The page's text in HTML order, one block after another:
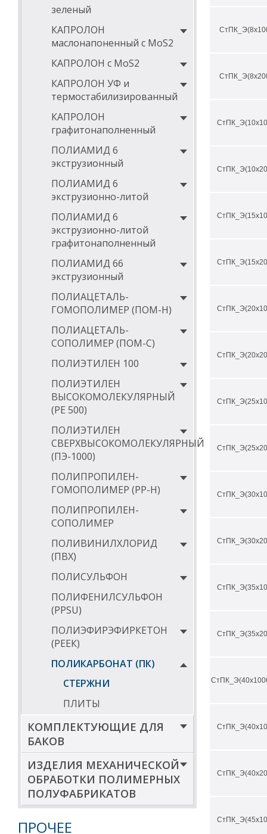
зеленый
КАПРОЛОН
маслонапоненный с MoS2
КАПРОЛОН с MoS2
КАПРОЛОН УФ и
термостабилизированный
КАПРОЛОН
графитонаполненный
ПОЛИАМИД 6
экструзионный
ПОЛИАМИД 6
экструзионно-литой
ПОЛИАМИД 6
экструзионно-литой
графитонаполненный
ПОЛИАМИД 66
экструзионный
ПОЛИАЦЕТАЛЬ-
ГОМОПОЛИМЕР (ПОМ-Н)
ПОЛИАЦЕТАЛЬ-
СОПОЛИМЕР (ПОМ-С)
ПОЛИЭТИЛЕН 100
ПОЛИЭТИЛЕН
ВЫСОКОМОЛЕКУЛЯРНЫЙ
(РЕ 500)
ПОЛИЭТИЛЕН
СВЕРХВЫСОКОМОЛЕКУЛЯРНЫЙ
(ПЭ-1000)
ПОЛИПРОПИЛЕН-
ГОМОПОЛИМЕР (PP-Н)
ПОЛИПРОПИЛЕН-
СОПОЛИМЕР
ПОЛИВИНИЛХЛОРИД
(ПВХ)
ПОЛИСУЛЬФОН
ПОЛИФЕНИЛСУЛЬФОН
(PPSU)
ПОЛИЭФИРЭФИРКЕТОН
(РЕЕК)
ПОЛИКАРБОНАТ (ПК)
СТЕРЖНИ
ПЛИТЫ
КОМПЛЕКТУЮЩИЕ ДЛЯ
БАКОВ
ИЗДЕЛИЯ МЕХАНИЧЕСКОЙ
ОБРАБОТКИ ПОЛИМЕРНЫХ
ПОЛУФАБРИКАТОВ
ПРОЧЕЕ
хорошая
электроника
авиастроение